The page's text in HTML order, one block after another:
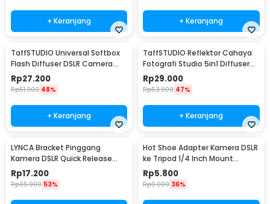
+ Keranjang + Keranjang
TaffSTUDIO Universal Softbox
Flash Diffuser DSLR Camera
Lighting - YC1517
Rp27.200
Rp51.900 48%
+ Keranjang
TaffSTUDIO Reflektor Cahaya
Fotografi Studio 5in1 Diffuser
58cm - CL-RT50
Rp29.000
Rp53.900 47%
+ Keranjang
LYNCA Bracket Pinggang
Kamera DSLR Quick Release
Belt Button 1/4 Inch - UK-A8S
Rp17.200
Rp35.900 53%
Hot Shoe Adapter Kamera DSLR
ke Tripod 1/4 Inch Mount
Universal
Rp5.800
Rp9.000 36%